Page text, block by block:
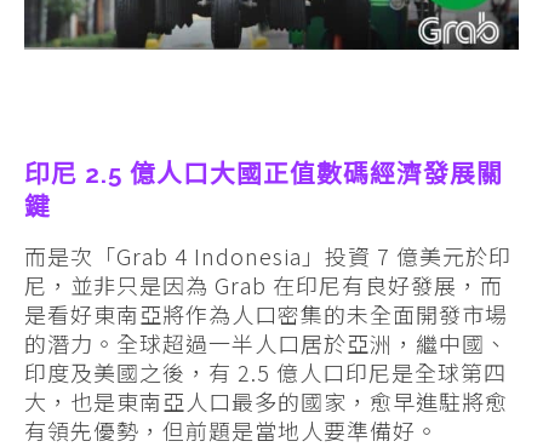
印尼 2.5 億人口大國正值數碼經濟發展關
鍵
而是次「Grab 4 Indonesia」投資 7 億美元於印
尼，並非只是因為 Grab 在印尼有良好發展，而
是看好東南亞將作為人口密集的未全面開發市場
的潛力。全球超過一半人口居於亞洲，繼中國、
印度及美國之後，有 2.5 億人口印尼是全球第四
大，也是東南亞人口最多的國家，愈早進駐將愈
有領先優勢，但前題是當地人要準備好。